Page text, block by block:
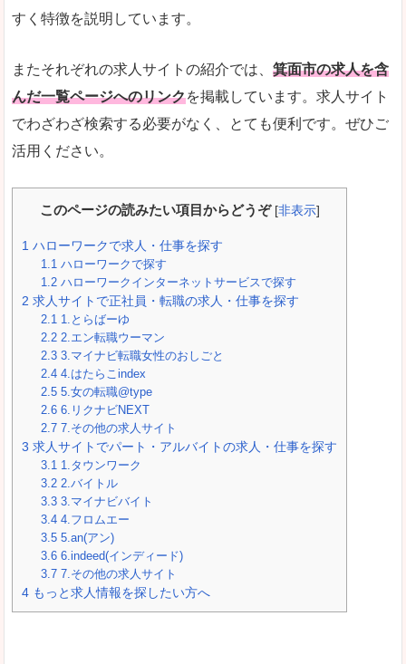
すく特徴を説明しています。
またそれぞれの求人サイトの紹介では、 箕面市の求人を含
んだ一覧ページへのリンクを掲載しています。求人サイト
でわざわざ検索する必要がなく、とても便利です。ぜひご
活用ください。
このページの読みたい項目からどうぞ [非表示]
1 ハローワークで求人・仕事を探す
1.1 ハローワークで探す
1.2 ハローワークインターネットサービスで探す
2 求人サイトで正社員・転職の求人・仕事を探す
2.1 1.とらばーゆ
2.2 2.エン転職ウーマン
2.3 3.マイナビ転職女性のおしごと
2.4 4.はたらこindex
2.5 5.女の転職@type
2.6 6.リクナビNEXT
2.7 7.その他の求人サイト
3 求人サイトでパート・アルバイトの求人・仕事を探す
3.1 1.タウンワーク
3.2 2.バイトル
3.3 3.マイナビバイト
3.4 4.フロムエー
3.5 5.an(アン)
3.6 6.indeed(インディード)
3.7 7.その他の求人サイト
4 もっと求人情報を探したい方へ